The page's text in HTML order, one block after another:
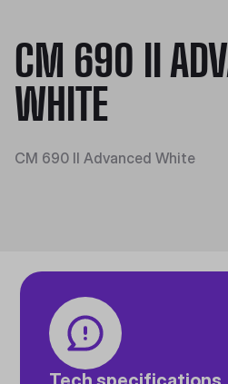
CM 690 II
WHITE
CM 690 II Advanced White